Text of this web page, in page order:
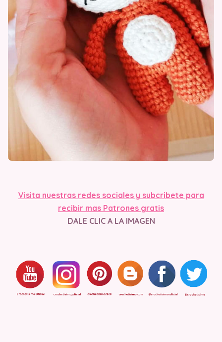
Visita nuestras redes sociales y subcribete para
recibir mas Patrones gratis
DALE CLIC A LA IMAGEN